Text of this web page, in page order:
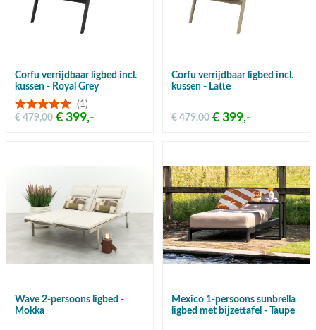
Corfu verrijdbaar ligbed incl.
kussen - Royal Grey
(1)
€ 399,-
€ 479,00
Corfu verrijdbaar ligbed incl.
kussen - Latte
€ 399,-
€ 479,00
Wave 2-persoons ligbed -
Mokka
Mexico 1-persoons sunbrella
ligbed met bijzettafel - Taupe